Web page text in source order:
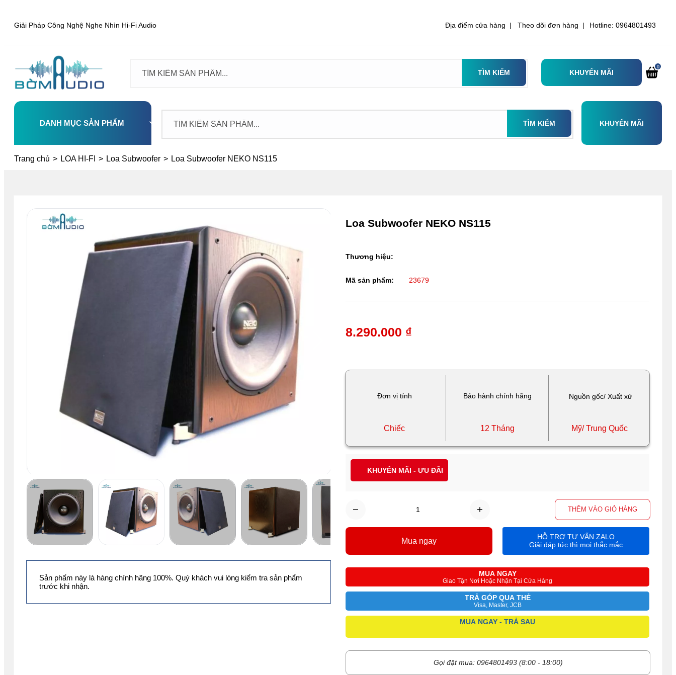
Giải Pháp Công Nghệ Nghe Nhìn Hi-Fi Audio Địa điểm cửa hàng | Theo dõi đơn hàng | Hotline: 0964801493
TÌM KIẾM KHUYẾN MÃI
0
DANH MỤC SẢN PHẨM
Select TÌM KIẾM KHUYẾN MÃI
Trang chủ > LOA HI-FI > Loa Subwoofer > Loa Subwoofer NEKO NS115
Đơn vị tính Bảo hành chính hãng Nguồn gốc/ Xuất xứ
Chiếc 12 Tháng Mỹ/ Trung Quốc
Loa Subwoofer NEKO NS115
THÊM VÀO GIỎ HÀNG
MUA NGAY
Giao Tận Nơi Hoặc Nhận Tại Cửa Hàng
TRẢ GÓP QUA THẺ
Visa, Master, JCB
MUA NGAY - TRẢ SAU
Gọi đặt mua: 0964801493 (8:00 - 18:00)
8.290.000 ₫
Thương hiệu:
Mã sản phẩm: 23679
Mua ngay
HỖ TRỢ TƯ VẤN ZALO
Giải đáp tức thì mọi thắc mắc
KHUYẾN MÃI - ƯU ĐÃI
Sản phẩm này là hàng chính hãng 100%. Quý khách vui lòng kiểm tra sản phẩm
trước khi nhận.